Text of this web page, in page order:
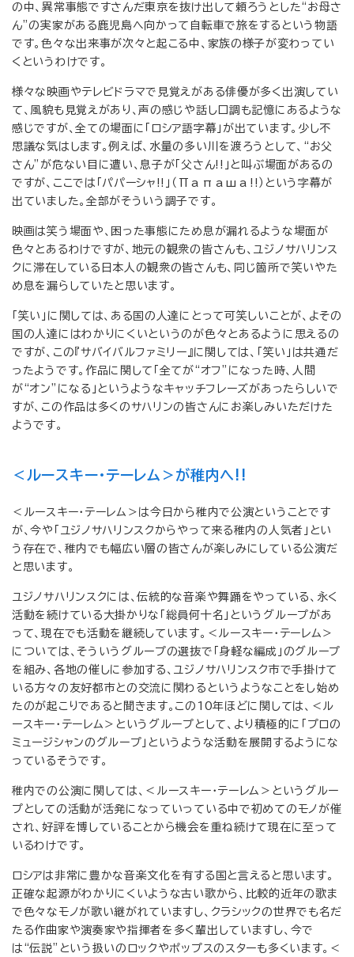
の中、異常事態ですさんだ東京を抜け出して頼ろうとした“お母さ
ん”の実家がある鹿児島へ向かって自転車で旅をするという物語
です。色々な出来事が次々と起こる中、家族の様子が変わってい
くというわけです。
様々な映画やテレビドラマで見覚えがある俳優が多く出演してい
て、風貌も見覚えがあり、声の感じや話し口調も記憶にあるような
感じですが、全ての場面に「ロシア語字幕」が出ています。少し不
思議な気はします。例えば、水量の多い川を渡ろうとして、“お父
さん”が危ない目に遭い、息子が「父さん!!」と叫ぶ場面があるの
ですが、ここでは「パパーシャ!!」（Папаша!!）という字幕が
出ていました。全部がそういう調子です。
映画は笑う場面や、困った事態にため息が漏れるような場面が
色々とあるわけですが、地元の観衆の皆さんも、ユジノサハリンス
クに滞在している日本人の観衆の皆さんも、同じ箇所で笑いやた
め息を漏らしていたと思います。
「笑い」に関しては、ある国の人達にとって可笑しいことが、よその
国の人達にはわかりにくいというのが色々とあるように思えるの
ですが、この『サバイバルファミリー』に関しては、「笑い」は共通だ
ったようです。作品に関して「全てが“オフ”になった時、人間
が“オン”になる」というようなキャッチフレーズがあったらしいで
すが、この作品は多くのサハリンの皆さんにお楽しみいただけた
ようです。
＜ルースキー・テーレム＞が稚内へ!!
＜ルースキー・テーレム＞は今日から稚内で公演ということです
が、今や「ユジノサハリンスクからやって来る稚内の人気者」とい
う存在で、稚内でも幅広い層の皆さんが楽しみにしている公演だ
と思います。
ユジノサハリンスクには、伝統的な音楽や舞踊をやっている、永く
活動を続けている大掛かりな「総員何十名」というグループがあ
って、現在でも活動を継続しています。＜ルースキー・テーレム＞
については、そういうグループの選抜で「身軽な編成」のグループ
を組み、各地の催しに参加する、ユジノサハリンスク市で手掛けて
いる方々の友好都市との交流に関わるというようなことをし始め
たのが起こりであると聞きます。この10年ほどに関しては、＜ル
ースキー・テーレム＞というグループとして、より積極的に「プロの
ミュージシャンのグループ」というような活動を展開するようにな
っているそうです。
稚内での公演に関しては、＜ルースキー・テーレム＞というグルー
プとしての活動が活発になっていっている中で初めてのモノが催
され、好評を博していることから機会を重ね続けて現在に至って
いるわけです。
ロシアは非常に豊かな音楽文化を有する国と言えると思います。
正確な起源がわかりにくいような古い歌から、比較的近年の歌ま
で色々なモノが歌い継がれていますし、クラシックの世界でも名だ
たる作曲家や演奏家や指揮者を多く輩出していますし、今で
は“伝説”という扱いのロックやポップスのスターも多くいます。＜